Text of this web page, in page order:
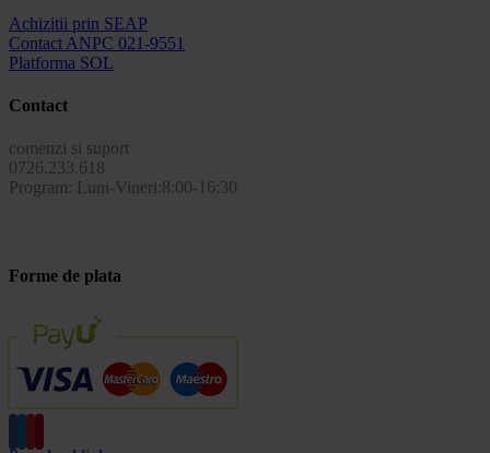
Achizitii prin SEAP
Contact ANPC 021-9551
Platforma SOL
Contact
comenzi si suport
0726.233.618
Program: Luni-Vineri:8:00-16:30
Forme de plata